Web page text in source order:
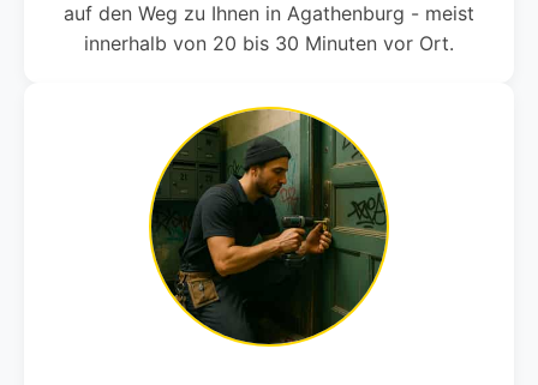
auf den Weg zu Ihnen in Agathenburg - meist
innerhalb von 20 bis 30 Minuten vor Ort.